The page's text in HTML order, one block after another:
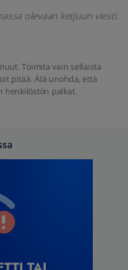
olevaan ketjuun viesti.
Toimita vain sellaista
pitää. Älä unohda, että
henkilöstön palkat.